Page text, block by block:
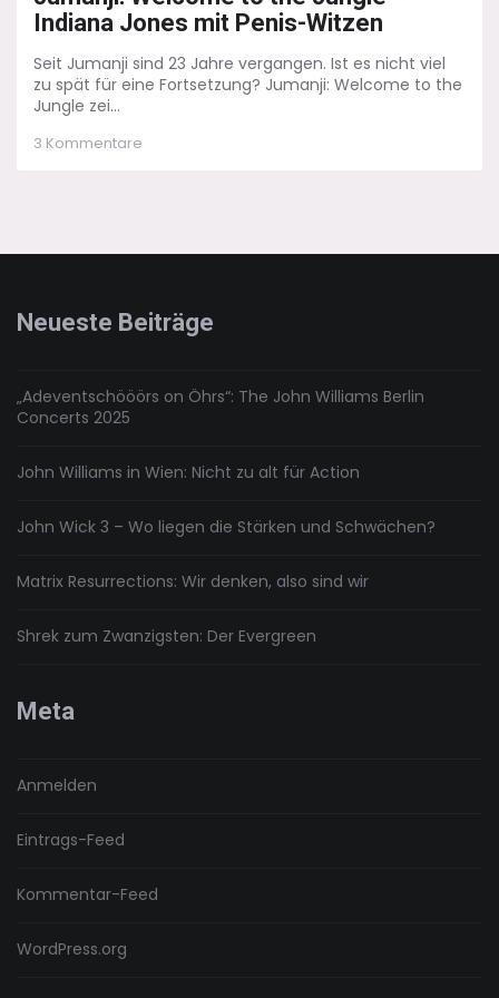
Indiana Jones mit Penis-Witzen
Seit Jumanji sind 23 Jahre vergangen. Ist es nicht viel
zu spät für eine Fortsetzung? Jumanji: Welcome to the
Jungle zei...
3 Kommentare
mit
Penis-
Neueste Beiträge
„Adeventschööörs on Öhrs“: The John Williams Berlin
Concerts 2025
John Williams in Wien: Nicht zu alt für Action
John Wick 3 – Wo liegen die Stärken und Schwächen?
Matrix Resurrections: Wir denken, also sind wir
Shrek zum Zwanzigsten: Der Evergreen
Meta
Anmelden
Eintrags-Feed
Kommentar-Feed
WordPress.org